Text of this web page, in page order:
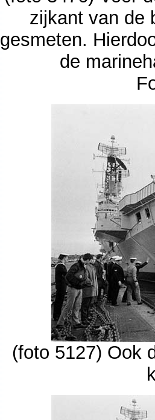
zijkant van de
gesmeten.
de
(foto 5127) Ook